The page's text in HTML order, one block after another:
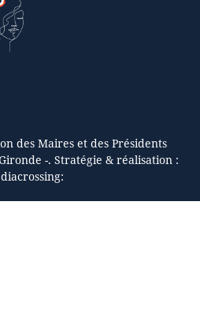
des Maires et des Présidents
-. Stratégie & réalisation :